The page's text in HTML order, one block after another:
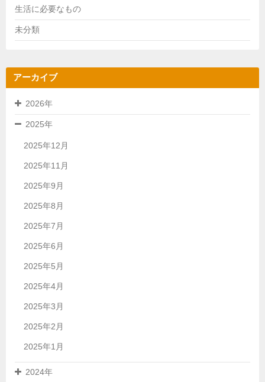
生活に必要なもの
未分類
アーカイブ
2026年
2025年
2025年12月
2025年11月
2025年9月
2025年8月
2025年7月
2025年6月
2025年5月
2025年4月
2025年3月
2025年2月
2025年1月
2024年